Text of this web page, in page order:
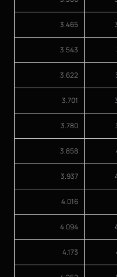
3.465
3.543
3.622
3.701
3.780
3.858
3.937
4.016
4.094
4.173